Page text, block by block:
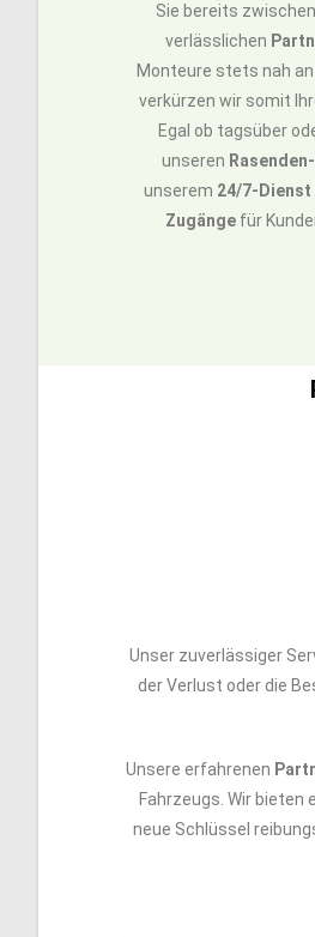
Sie bereits zwischen
verlässlichen
Monteure stets nah
verkürzen wir somit
Egal ob tagsüber
unseren
unserem 24/7-Dienst
Zugängefür
Unser zuverlässiger
der Verlust oder die
Unsere erfahrenen
Fahrzeugs. Wir bieten
neue Schlüssel